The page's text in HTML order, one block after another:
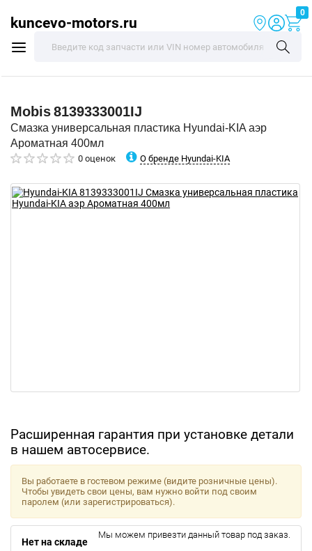
kuncevo-motors.ru
0
Mobis8139333001IJ
Смазка универсальная пластика Hyundai-KIA аэр
Ароматная 400мл
0 оценок О бренде Hyundai-KIA
Расширенная гарантия при установке детали
в нашем автосервисе.
Вы работаете в гостевом режиме (видите розничные цены).
Чтобы увидеть свои цены, вам нужно войти под своим
паролем (или зарегистрироваться).
Нет на складе
Мы можем привезти данный товар под заказ.